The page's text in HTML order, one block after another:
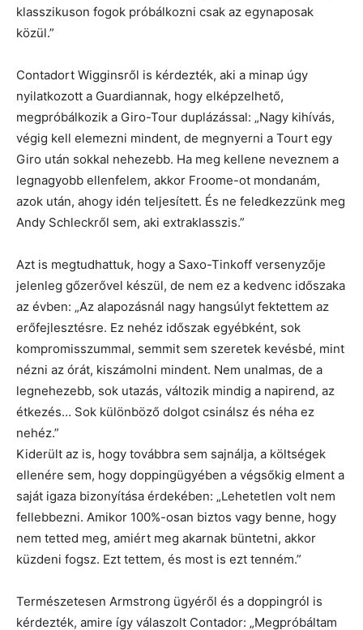
klasszikuson fogok próbálkozni csak az egynaposak
közül.”
Contadort Wigginsről is kérdezték, aki a minap úgy
nyilatkozott a Guardiannak, hogy elképzelhető,
megpróbálkozik a Giro-Tour duplázással: „Nagy kihívás,
végig kell elemezni mindent, de megnyerni a Tourt egy
Giro után sokkal nehezebb. Ha meg kellene neveznem a
legnagyobb ellenfelem, akkor Froome-ot mondanám,
azok után, ahogy idén teljesített. És ne feledkezzünk meg
Andy Schleckről sem, aki extraklasszis.”
Azt is megtudhattuk, hogy a Saxo-Tinkoff versenyzője
jelenleg gőzerővel készül, de nem ez a kedvenc időszaka
az évben: „Az alapozásnál nagy hangsúlyt fektettem az
erőfejlesztésre. Ez nehéz időszak egyébként, sok
kompromisszummal, semmit sem szeretek kevésbé, mint
nézni az órát, kiszámolni mindent. Nem unalmas, de a
legnehezebb, sok utazás, változik mindig a napirend, az
étkezés… Sok különböző dolgot csinálsz és néha ez
nehéz.”
Kiderült az is, hogy továbbra sem sajnálja, a költségek
ellenére sem, hogy doppingügyében a végsőkig elment a
saját igaza bizonyítása érdekében: „Lehetetlen volt nem
fellebbezni. Amikor 100%-osan biztos vagy benne, hogy
nem tetted meg, amiért meg akarnak büntetni, akkor
küzdeni fogsz. Ezt tettem, és most is ezt tenném.”
Természetesen Armstrong ügyéről és a doppingról is
kérdezték, amire így válaszolt Contador: „Megpróbáltam